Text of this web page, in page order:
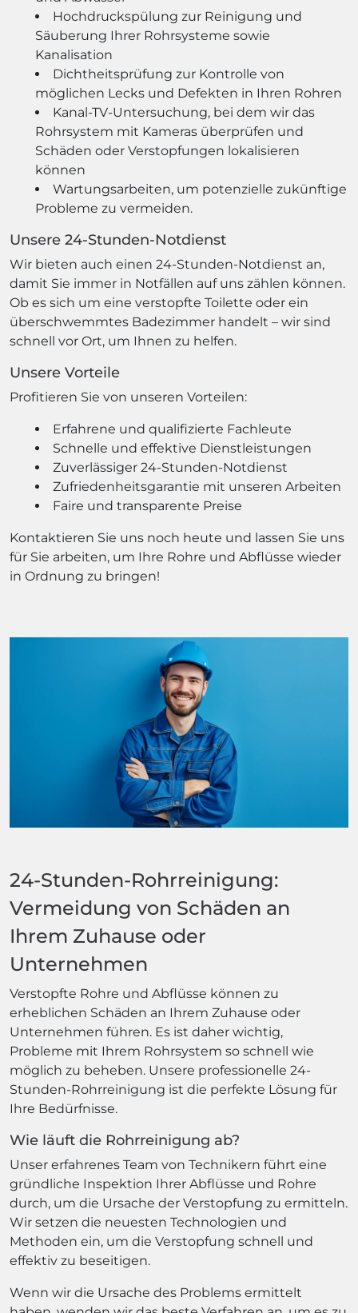
Hochdruckspülung zur Reinigung und
Säuberung Ihrer Rohrsysteme sowie
Kanalisation
Dichtheitsprüfung zur Kontrolle von
möglichen Lecks und Defekten in Ihren Rohren
Kanal-TV-Untersuchung, bei dem wir das
Rohrsystem mit Kameras überprüfen und
Schäden oder Verstopfungen lokalisieren
können
Wartungsarbeiten, um potenzielle zukünftige
Probleme zu vermeiden.
Unsere 24-Stunden-Notdienst
Wir bieten auch einen 24-Stunden-Notdienst an,
damit Sie immer in Notfällen auf uns zählen können.
Ob es sich um eine verstopfte Toilette oder ein
überschwemmtes Badezimmer handelt – wir sind
schnell vor Ort, um Ihnen zu helfen.
Unsere Vorteile
Profitieren Sie von unseren Vorteilen:
Erfahrene und qualifizierte Fachleute
Schnelle und effektive Dienstleistungen
Zuverlässiger 24-Stunden-Notdienst
Zufriedenheitsgarantie mit unseren Arbeiten
Faire und transparente Preise
Kontaktieren Sie uns noch heute und lassen Sie uns
für Sie arbeiten, um Ihre Rohre und Abflüsse wieder
in Ordnung zu bringen!
24-Stunden-Rohrreinigung:
Vermeidung von Schäden an
Ihrem Zuhause oder
Unternehmen
Verstopfte Rohre und Abflüsse können zu
erheblichen Schäden an Ihrem Zuhause oder
Unternehmen führen. Es ist daher wichtig,
Probleme mit Ihrem Rohrsystem so schnell wie
möglich zu beheben. Unsere professionelle 24-
Stunden-Rohrreinigung ist die perfekte Lösung für
Ihre Bedürfnisse.
Wie läuft die Rohrreinigung ab?
Unser erfahrenes Team von Technikern führt eine
gründliche Inspektion Ihrer Abflüsse und Rohre
durch, um die Ursache der Verstopfung zu ermitteln.
Wir setzen die neuesten Technologien und
Methoden ein, um die Verstopfung schnell und
effektiv zu beseitigen.
Wenn wir die Ursache des Problems ermittelt